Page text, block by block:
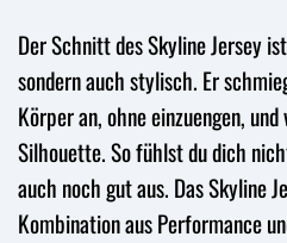
Der Schnitt des Skyline Jersey
sondern auch stylisch. Er
Körper an, ohne einzuengen,
Silhouette. So fühlst du dich
auch noch gut aus. Das Skyline
Kombination aus Performance